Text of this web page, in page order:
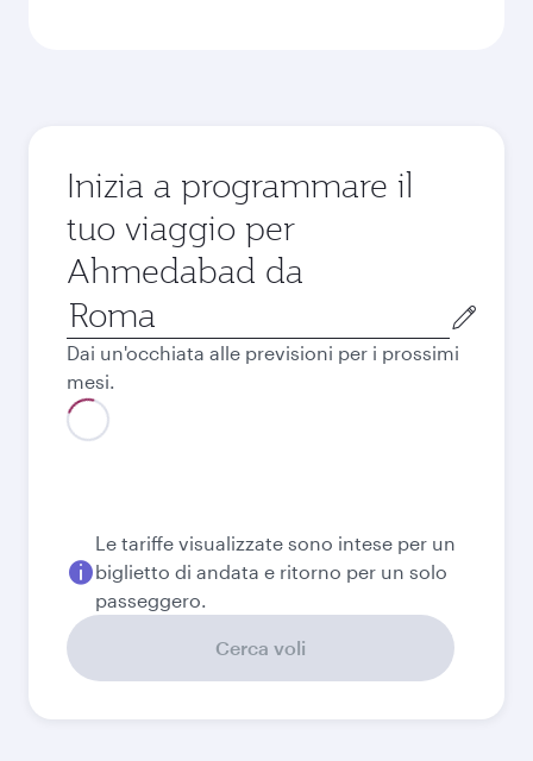
Inizia a programmare il
tuo viaggio per
Ahmedabad da
Città
di
partenza
Dai un'occhiata alle previsioni per i prossimi
mesi.
Miglior tariffa
Settembre